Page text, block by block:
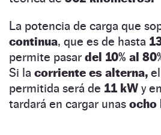
La potencia de carga que
continua, que es de hasta
permite pasar del 10% al
Si la corriente es alterna,
permitida será de 11 kW y
tardará en cargar unas ocho